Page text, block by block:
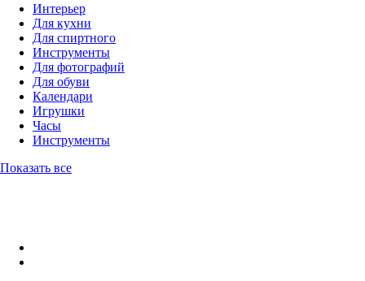
Интерьер
Для кухни
Для спиртного
Инструменты
Для фотографий
Для обуви
Календари
Игрушки
Часы
Инструменты
Показать все